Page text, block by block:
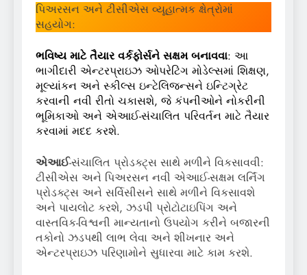
પિઅરસન અને ટીસીએસ વ્યૂહાત્મક ક્ષેત્રોમાં
સહયોગ:
ભવિષ્ય માટે તૈયાર વર્કફોર્સને સક્ષમ બનાવવા: આ
ભાગીદારી એન્ટરપ્રાઇઝ ઓપરેટિંગ મોડેલ્સમાં શિક્ષણ,
મૂલ્યાંકન અને સ્કીલ્સ ઇન્ટેલિજન્સને ઇન્ટિગ્રેટ
કરવાની નવી રીતો ચકાસશે, જે કંપનીઓને નોકરીની
ભૂમિકાઓ અને એઆઈ-સંચાલિત પરિવર્તન માટે તૈયાર
કરવામાં મદદ કરશે.
એઆઈ-સંચાલિત પ્રોડક્ટ્સ સાથે મળીને વિકસાવવી:
ટીસીએસ અને પિઅરસન નવી એઆઈ-સક્ષમ લર્નિંગ
પ્રોડક્ટ્સ અને સર્વિસીસને સાથે મળીને વિકસાવશે
અને પાયલોટ કરશે, ઝડપી પ્રોટોટાઇપિંગ અને
વાસ્તવિક-વિશ્વની માન્યતાનો ઉપયોગ કરીને બજારની
તકોનો ઝડપથી લાભ લેવા અને શીખનાર અને
એન્ટરપ્રાઇઝ પરિણામોને સુધારવા માટે કામ કરશે.